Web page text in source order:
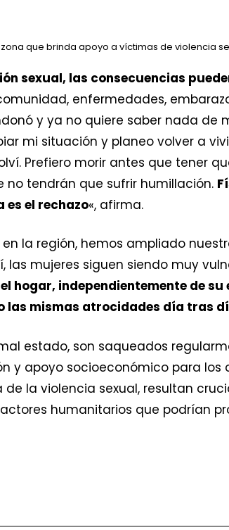
que brinda apoyo a víctimas de violencia
sexual, las consecuencias
enfermedades,
y ya no quiere saber nada de
mi situación y planeo volver a
Prefiero morir antes que tener
no tendrán que sufrir humillación.
es el rechazo«, afirma.
la región, hemos ampliado
las mujeres siguen siendo muy
hogar, independientemente de
las mismas atrocidades día tras
estado, son saqueados
y apoyo socioeconómico para
la violencia sexual, resultan
humanitarios que podrían